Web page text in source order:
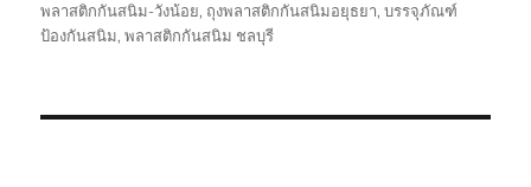
พลาสติกกันสนิม-วังน้อย, ถุงพลาสติกกันสนิมอยุธยา,บรรจุภัณฑ์
ป้องกันสนิม,พลาสติกกันสนิม ชลบุรี